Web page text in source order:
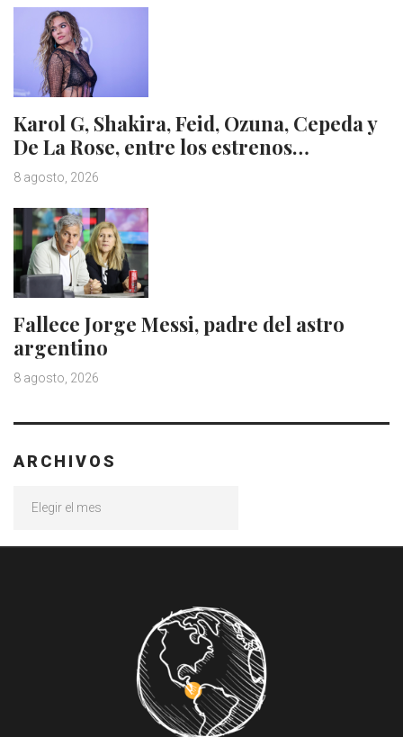
Karol G, Shakira, Feid, Ozuna, Cepeda y
De La Rose, entre los estrenos…
8 agosto, 2026
Fallece Jorge Messi, padre del astro
argentino
8 agosto, 2026
ARCHIVOS